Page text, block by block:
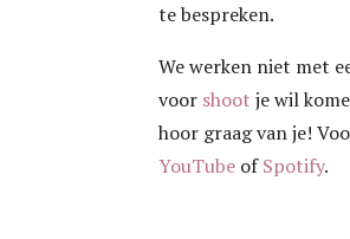
te bespreken.
We werken niet met
voor shoot je wil
hoor graag van je!
YouTube ofSpotify.